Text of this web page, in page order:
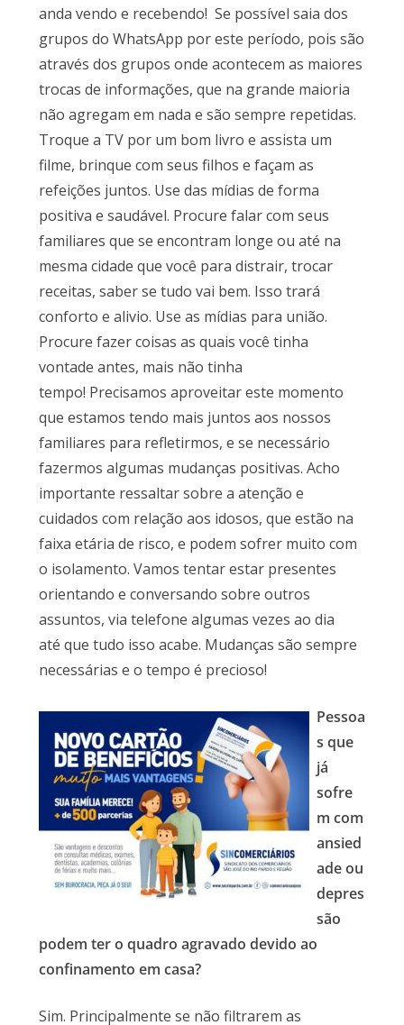
anda vendo e recebendo! Se possível saia dos
grupos do WhatsApp por este período, pois são
através dos grupos onde acontecem as maiores
trocas de informações, que na grande maioria
não agregam em nada e são sempre repetidas.
Troque a TV por um bom livro e assista um
filme, brinque com seus filhos e façam as
refeições juntos. Use das mídias de forma
positiva e saudável. Procure falar com seus
familiares que se encontram longe ou até na
mesma cidade que você para distrair, trocar
receitas, saber se tudo vai bem. Isso trará
conforto e alivio. Use as mídias para união.
Procure fazer coisas as quais você tinha
vontade antes, mais não tinha
tempo! Precisamos aproveitar este momento
que estamos tendo mais juntos aos nossos
familiares para refletirmos, e se necessário
fazermos algumas mudanças positivas. Acho
importante ressaltar sobre a atenção e
cuidados com relação aos idosos, que estão na
faixa etária de risco, e podem sofrer muito com
o isolamento. Vamos tentar estar presentes
orientando e conversando sobre outros
assuntos, via telefone algumas vezes ao dia
até que tudo isso acabe. Mudanças são sempre
necessárias e o tempo é precioso!
Pessoa
s que
já
sofre
m com
ansied
ade ou
depres
são
podem ter o quadro agravado devido ao
confinamento em casa?
Sim. Principalmente se não filtrarem as